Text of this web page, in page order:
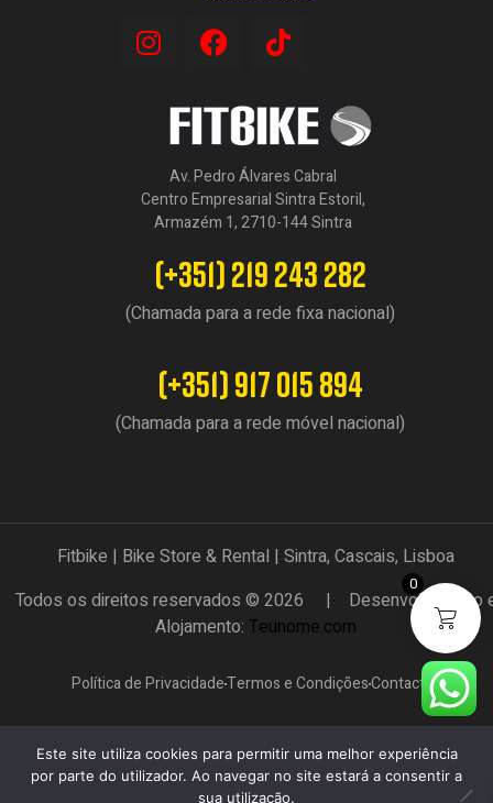
Av. Pedro Álvares Cabral
Centro Empresarial Sintra Estoril,
Armazém 1, 2710-144 Sintra
(+351) 219 243 282
(Chamada para a rede fixa nacional)
(+351) 917 015 894
(Chamada para a rede móvel nacional)
Fitbike | Bike Store & Rental | Sintra, Cascais, Lisboa
Todos os direitos reservados © 2026 | Desenvolvimento
Alojamento:Teunome.com
Política de PrivacidadeTermos e CondiçõesContactos
0
Este site utiliza cookies para permitir uma melhor experiência
por parte do utilizador. Ao navegar no site estará a consentir a
sua utilização.